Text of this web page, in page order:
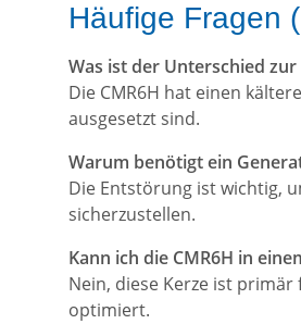
Häufige Fragen
Was ist der Unterschied zur
Die CMR6H hat einen
ausgesetzt sind.
Warum benötigt ein
Die Entstörung ist wichtig,
sicherzustellen.
Kann ich die CMR6H in
Nein, diese Kerze ist
optimiert.